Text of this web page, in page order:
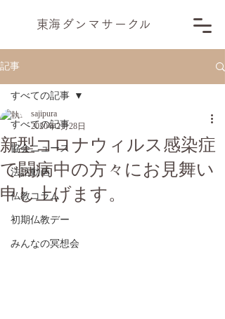
​東海ダンマサー ク ル
記事
すべての記事
協会ニュース
法話動画
仏教コラム
初期仏教デー
みんなの冥想会
すべての記事
新型コロナウィルス感染症
で闘病中の方々にお見舞い
申し上げます。
sajipura
2020年2月28日